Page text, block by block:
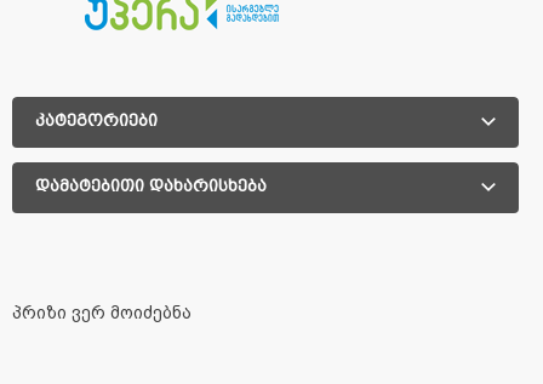
კატეგორიები
დამატებითი დახარისხება
პრიზი ვერ მოიძებნა